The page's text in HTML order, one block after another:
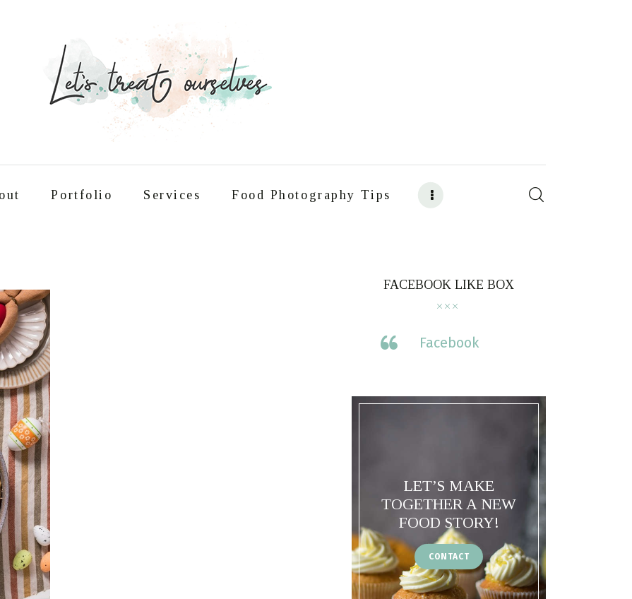
Portfolio Services Food Photography Tips
FACEBOOK LIKE BOX
Facebook
LET’S MAKE
TOGETHER A NEW
FOOD STORY!
CONTACT